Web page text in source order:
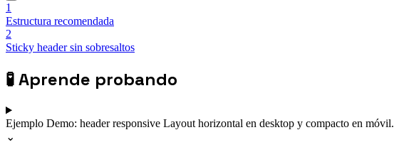
1
Estructura recomendada
2
Sticky header sin sobresaltos
🧪Aprende probando
Ejemplo Demo: header responsive Layout horizontal en desktop y compacto en móvil.
⌄